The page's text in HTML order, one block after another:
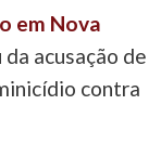
em Nova
acusação de
contra